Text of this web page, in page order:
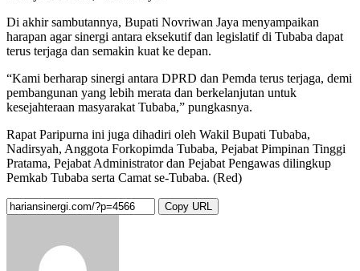
Di akhir sambutannya, Bupati Novriwan Jaya menyampaikan
harapan agar sinergi antara eksekutif dan legislatif di Tubaba dapat
terus terjaga dan semakin kuat ke depan.
“Kami berharap sinergi antara DPRD dan Pemda terus terjaga, demi
pembangunan yang lebih merata dan berkelanjutan untuk
kesejahteraan masyarakat Tubaba,” pungkasnya.
Rapat Paripurna ini juga dihadiri oleh Wakil Bupati Tubaba,
Nadirsyah, Anggota Forkopimda Tubaba, Pejabat Pimpinan Tinggi
Pratama, Pejabat Administrator dan Pejabat Pengawas dilingkup
Pemkab Tubaba serta Camat se-Tubaba. (Red)
Copy URL